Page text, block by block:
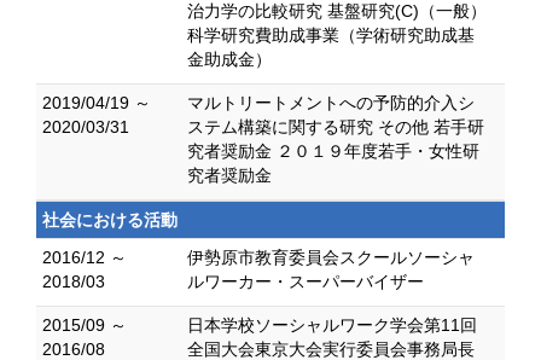
治力学の比較研究 基盤研究(C)（一般）
科学研究費助成事業（学術研究助成基
金助成金）
2019/04/19 ～
2020/03/31
マルトリートメントへの予防的介入シ
ステム構築に関する研究 その他 若手研
究者奨励金 ２０１９年度若手・女性研
究者奨励金
社会における活動
2016/12 ～
2018/03
伊勢原市教育委員会スクールソーシャ
ルワーカー・スーパーバイザー
2015/09 ～
2016/08
日本学校ソーシャルワーク学会第11回
全国大会東京大会実行委員会事務局長